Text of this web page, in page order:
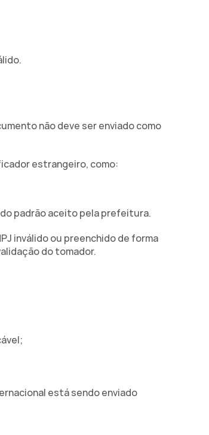
não deve ser enviado como
estrangeiro, como:
padrão aceito pela prefeitura.
inválido ou preenchido de forma
do tomador.
está sendo enviado